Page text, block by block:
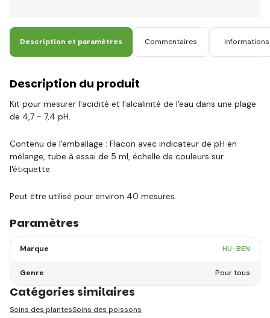
Description et paramètres Commentaires
Description du produit
Kit pour mesurer l'acidité et l'alcalinité de l'eau dans une plage
de 4,7 - 7,4 pH.
Contenu de l'emballage : Flacon avec indicateur de pH en
mélange, tube à essai de 5 ml, échelle de couleurs sur
l'étiquette.
Peut être utilisé pour environ 40 mesures.
Paramètres
Marque HU-BEN
Genre Pour tous
Catégories similaires
Soins des plantesSoins des poissons